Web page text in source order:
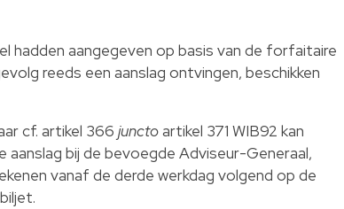
hadden aangegeven op basis van de forfaitaire
reeds een aanslag ontvingen, beschikken
cf. artikel 366junctoartikel 371 WIB92 kan
bij de bevoegde Adviseur-Generaal,
vanaf de derde werkdag volgend op de